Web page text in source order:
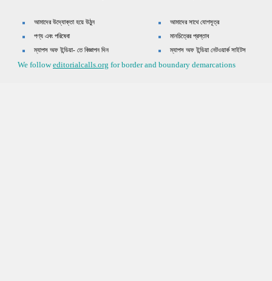
আমাদের উদ্যোক্তা হয়ে উঠুন
পণ্য এবং পরিষেবা
ম্যাপস অফ ইন্ডিয়া- তে বিজ্ঞাপন দিন
আমাদের সাথে যোগসূত্র
মানচিত্রের প্রস্তাব
ম্যাপস অফ ইন্ডিয়া নেটওয়ার্ক সাইটস
We followeditorialcalls.org for border and boundary demarcations